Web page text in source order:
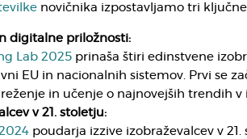
novičnika izpostavljamo tri ključne
digitalne priložnosti:
Lab 2025prinaša štiri edinstvene
EU in nacionalnih sistemov. Prvi se
in učenje o najnovejših trendih v
v 21. stoletju:
poudarja izzive izobraževalcev v